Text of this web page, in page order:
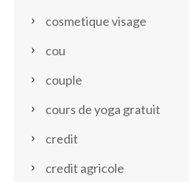
cosmetique visage
cou
couple
cours de yoga gratuit
credit
credit agricole